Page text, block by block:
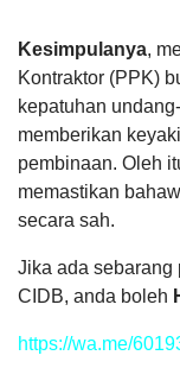
Kesimpulanya,
Kontraktor (PPK)
kepatuhan
memberikan
pembinaan. Oleh
memastikan
secara sah.
Jika ada sebarang
CIDB, anda boleh
https://wa.me/